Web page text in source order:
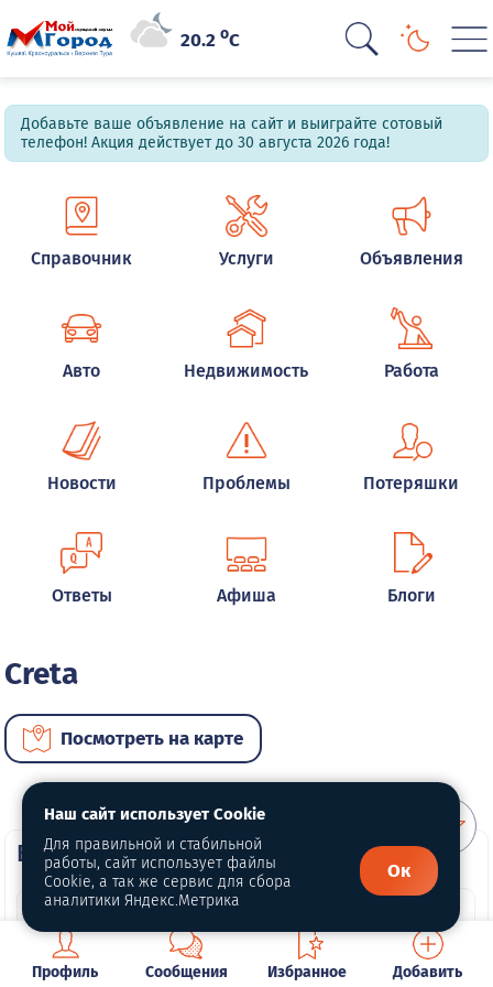
20.2oC
Добавьте ваше объявление на сайт и выиграйте сотовый
телефон! Акция действует до 30 августа 2026 года!
Справочник Услуги Объявления
Авто Недвижимость Работа
Новости Проблемы Потеряшки
Ответы Афиша Блоги
Creta
Посмотреть на карте
ВИП автомобили
Профиль Сообщения Избранное Добавить
Наш сайт использует Cookie
Для правильной и стабильной
работы, сайт использует файлы
Cookie, а так же сервис для сбора
аналитики Яндекс.Метрика
Ок